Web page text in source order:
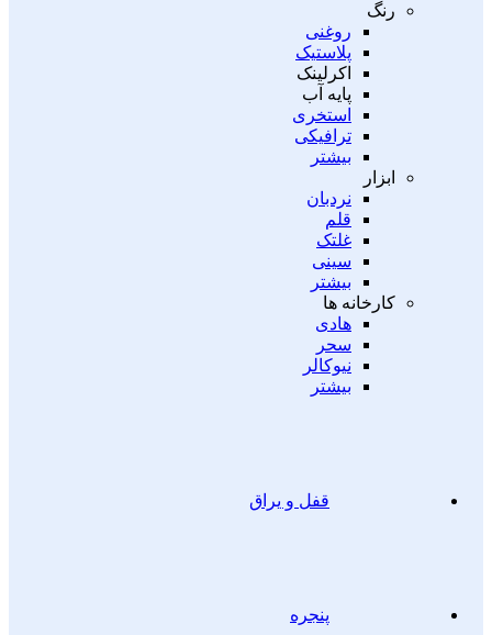
رنگ
روغنی
پلاستیک
اکرلینک
پایه آب
استخری
ترافیکی
بیشتر
ابزار
نردبان
قلم
غلتک
سینی
بیشتر
کارخانه ها
هادی
سحر
نیوکالر
بیشتر
قفل و یراق
پنجره